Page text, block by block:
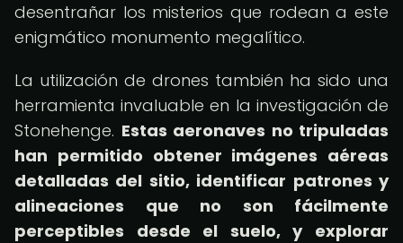
desentrañar los misterios que rodean a este
enigmático monumento megalítico.
La utilización de drones también ha sido una
herramienta invaluable en la investigación de
Stonehenge. Estas aeronaves no tripuladas
han permitido obtener imágenes aéreas
detalladas del sitio, identificar patrones y
alineaciones que no son fácilmente
perceptibles desde el suelo, y explorar